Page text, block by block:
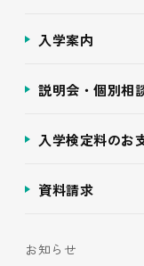
入学案内
説明会・個別相
入学検定料のお
資料請求
お知らせ